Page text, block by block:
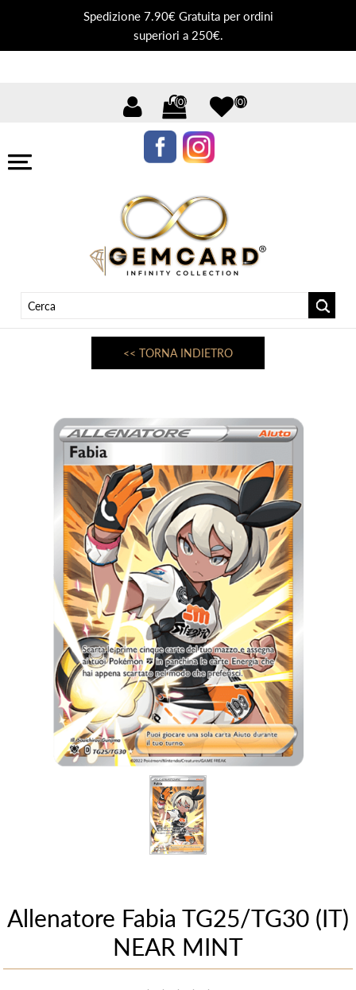
Spedizione 7.90€ Gratuita per ordini
superiori a 250€.
(0) (0)
<< TORNA INDIETRO
Allenatore Fabia TG25/TG30 (IT)
NEAR MINT